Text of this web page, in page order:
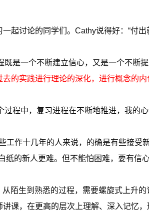
起讨论的同学们。Cathy说得好：“付
是一个不断建立信心，又是一个不断
的实践进行理论的深化，进行概念的
程中，复习进程在不断地推进，我的
作十几年的人来说，的确是有些接受
的新人更难。但不能怕困难，要有信
陌生到熟悉的过程，需要螺旋式上升的
课，在更高的层次上理解、深入记忆，